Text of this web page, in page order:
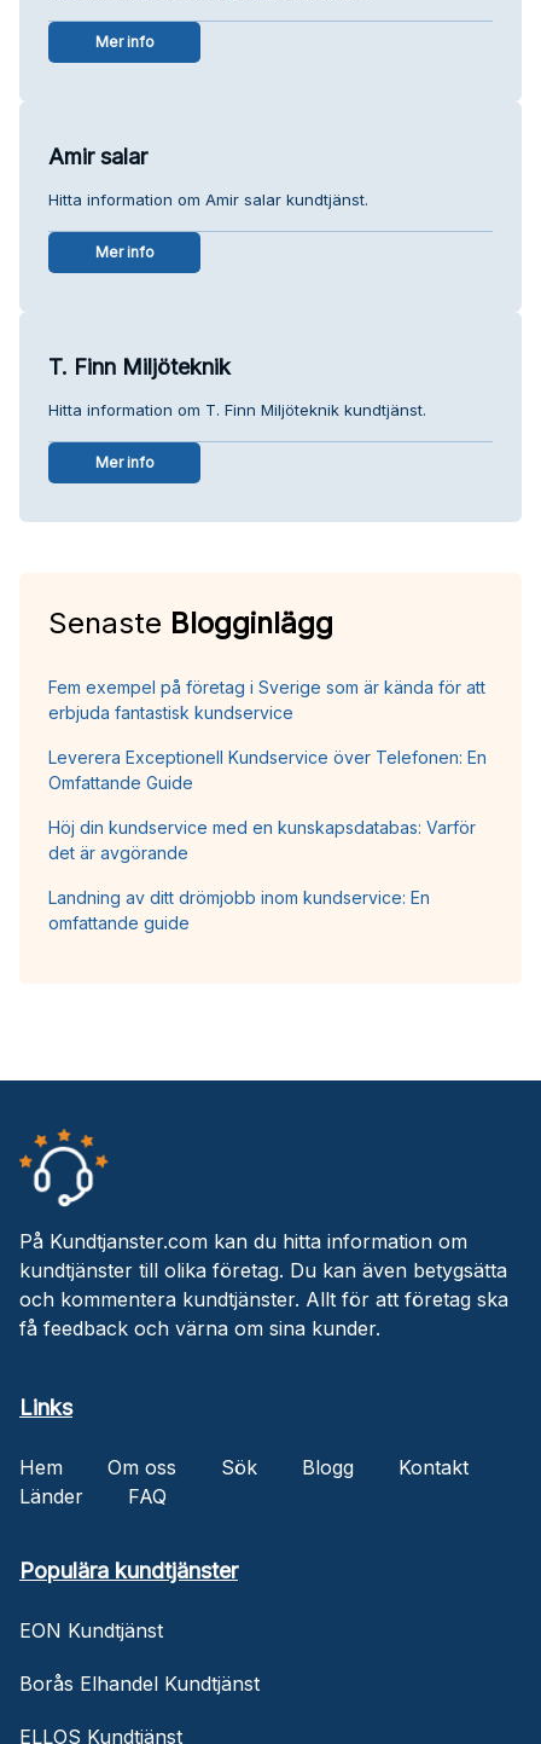
Mer info
Amir salar
Hitta information om Amir salar kundtjänst.
Mer info
T. Finn Miljöteknik
Hitta information om T. Finn Miljöteknik kundtjänst.
Mer info
Senaste Blogginlägg
Fem exempel på företag i Sverige som är kända för att
erbjuda fantastisk kundservice
Leverera Exceptionell Kundservice över Telefonen: En
Omfattande Guide
Höj din kundservice med en kunskapsdatabas: Varför
det är avgörande
Landning av ditt drömjobb inom kundservice: En
omfattande guide
På Kundtjanster.com kan du hitta information om
kundtjänster till olika företag. Du kan även betygsätta
och kommentera kundtjänster. Allt för att företag ska
få feedback och värna om sina kunder.
Links
Hem Om oss Sök Blogg
Kontakt
Länder
FAQ
Populära kundtjänster
EON Kundtjänst
Borås Elhandel Kundtjänst
ELLOS Kundtjänst